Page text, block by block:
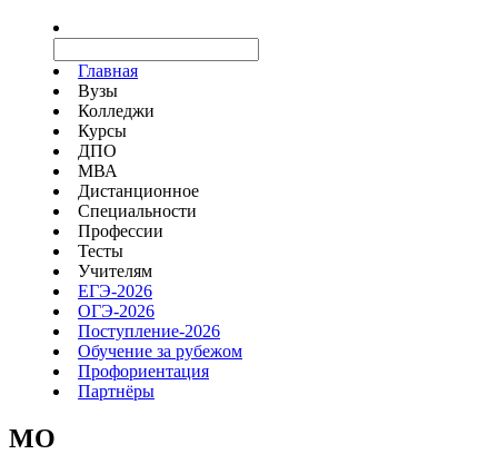
Главная
Вузы
Колледжи
Курсы
ДПО
МВА
Дистанционное
Специальности
Профессии
Тесты
Учителям
ЕГЭ-2026
ОГЭ-2026
Поступление-2026
Обучение за рубежом
Профориентация
Партнёры
MO